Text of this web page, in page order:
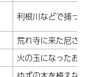
利根川などで捕っ
荒れ寺に来た尼さ
火の玉になったお